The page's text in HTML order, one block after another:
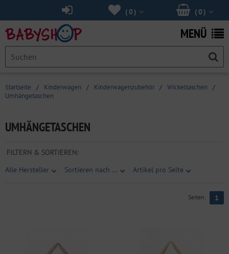
(0 )
(0 )
MENÜ
Startseite / Kinderwagen / Kinderwagenzubehör / Wickeltaschen
/
Umhängetaschen
UMHÄNGETASCHEN
FILTERN & SORTIEREN:
Alle Hersteller
Sortieren nach ... Artikel pro Seite
Seiten: 1